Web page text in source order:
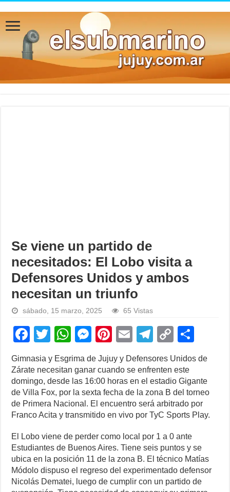
Se viene un partido de
necesitados: El Lobo visita a
Defensores Unidos y ambos
necesitan un triunfo
sábado, 15 marzo, 2025 65 Vistas
F
c
e
b
o
o
k
T
wi
tt
er
W
h
at
s
A
p
p
M
e
ss
e
n
g
er
Pi
er
e
st
E
m
ail
T
e
gr
a
m
C
o
p
y
Li
n
k
h
ar
e
Gimnasia y Esgrima de Jujuy y Defensores Unidos de
Zárate necesitan ganar cuando se enfrenten este
domingo, desde las 16:00 horas en el estadio Gigante
de Villa Fox, por la sexta fecha de la zona B del torneo
de Primera Nacional. El encuentro será arbitrado por
Franco Acita y transmitido en vivo por TyC Sports Play.
El Lobo viene de perder como local por 1 a 0 ante
Estudiantes de Buenos Aires. Tiene seis puntos y se
ubica en la posición 11 de la zona B. El técnico Matías
Módolo dispuso el regreso del experimentado defensor
Nicolás Dematei, luego de cumplir con un partido de